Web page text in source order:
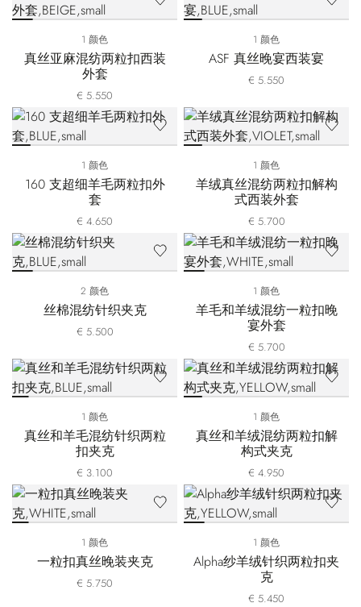
1 颜色
真丝亚麻混纺两粒扣西装
外套
€ 5.550
1 颜色
ASF 真丝晚宴西装宴
€ 5.550
1 颜色
160 支超细羊毛两粒扣外
套
€ 4.650
1 颜色
羊绒真丝混纺两粒扣解构
式西装外套
€ 5.700
2 颜色
丝棉混纺针织夹克
€ 5.500
1 颜色
羊毛和羊绒混纺一粒扣晚
宴外套
€ 5.700
1 颜色
真丝和羊毛混纺针织两粒
扣夹克
€ 3.100
1 颜色
真丝和羊绒混纺两粒扣解
构式夹克
€ 4.950
1 颜色
一粒扣真丝晚装夹克
€ 5.750
1 颜色
Alpha纱羊绒针织两粒扣夹
克
€ 5.450